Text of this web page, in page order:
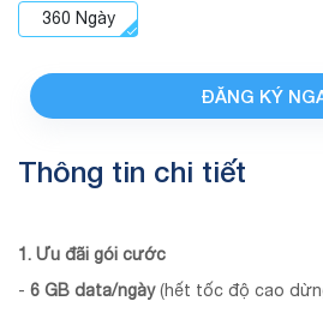
360 Ngày
ĐĂNG KÝ
Thông tin chi tiết
1. Ưu đãi gói cước
- 6 GB data/ngày(hết tốc độ cao